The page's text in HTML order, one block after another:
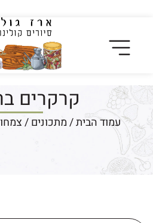
קרקרים
עמוד הבית/מתכונים/